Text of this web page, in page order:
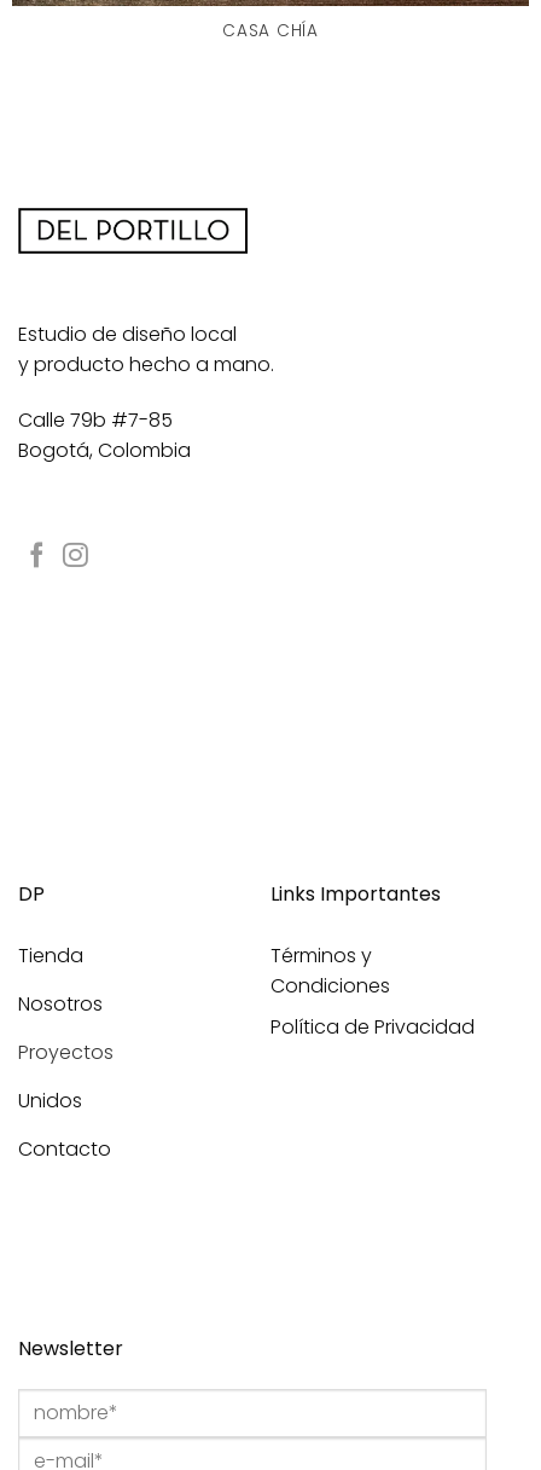
CASA CHÍA
Estudio de diseño local
y producto hecho a mano.
Calle 79b #7-85
Bogotá, Colombia
DP
Tienda
Nosotros
Proyectos
Unidos
Contacto
Links Importantes
Términos y
Condiciones
Política de Privacidad
Newsletter